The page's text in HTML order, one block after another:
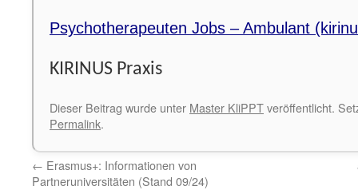
Psychotherapeuten Jobs – Ambulant
KIRINUS Praxis
Dieser Beitrag wurde unter Master KliPPTveröffentlicht.
Permalink.
← Erasmus+: Informationen von
Partneruniversitäten (Stand 09/24)